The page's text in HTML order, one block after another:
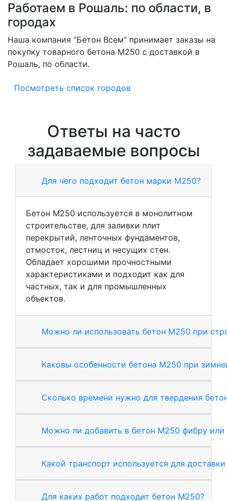
Работаем в Рошаль: по области, в
городах
Наша компания "Бетон Всем" принимает заказы на
покупку товарного бетона M250 с доставкой в
Рошаль, по области.
Посмотреть список городов
Ответы на часто
задаваемые вопросы
Для чего подходит бетон марки М250?
Бетон М250 используется в монолитном
строительстве, для заливки плит
перекрытий, ленточных фундаментов,
отмосток, лестниц и несущих стен.
Обладает хорошими прочностными
характеристиками и подходит как для
частных, так и для промышленных
объектов.
Можно ли использовать бетон М250 при
Каковы особенности бетона М250 при
Сколько времени нужно для твердения
Можно ли добавить в бетон М250 фибру или
Какой транспорт используется для
Для каких работ подходит бетон М250?